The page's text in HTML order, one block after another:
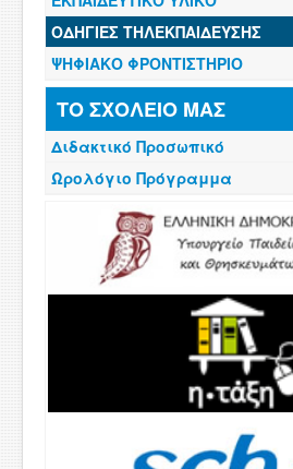
ΟΔΗΓΙΕΣ ΤΗΛΕΚΠΑΙΔΕΥΣΗΣ
ΨΗΦΙΑΚΟ ΦΡΟΝΤΙΣΤΗΡΙΟ
ΤΟ ΣΧΟΛΕΙΟ ΜΑΣ
Διδακτικό Προσωπικό
Ωρολόγιο Πρόγραμμα